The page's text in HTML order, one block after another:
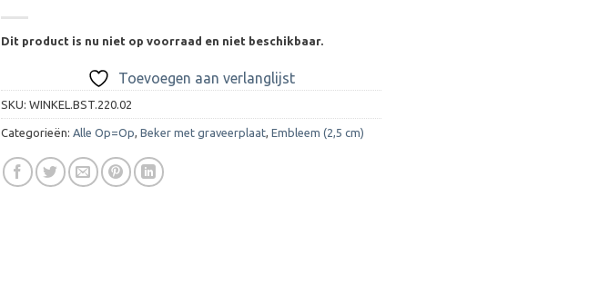
Dit product is nu niet op voorraad en niet beschikbaar.
Toevoegen aan verlanglijst
SKU: WINKEL.BST.220.02
Categorieën: Alle Op=Op Beker met graveerplaat Embleem (2,5 cm)